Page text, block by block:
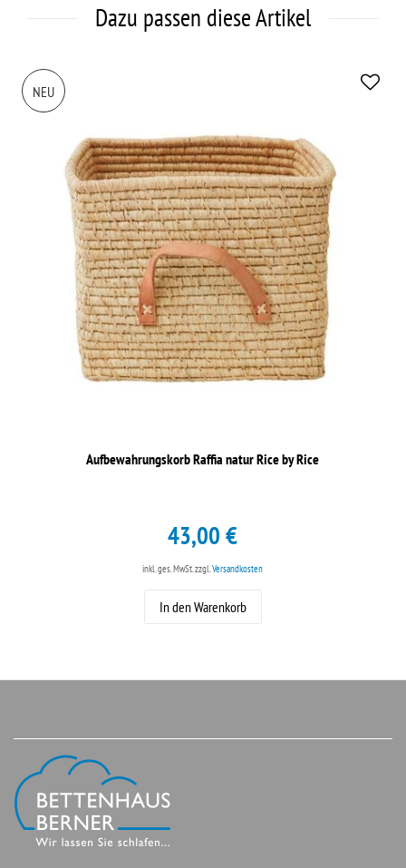
Dazu passen diese Artikel
NEU
Aufbewahrungskorb Raffia natur Rice by Rice
43,00 €
inkl. ges. MwSt. zzgl.Versandkosten
In den Warenkorb